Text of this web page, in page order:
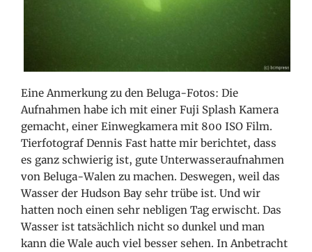
Eine Anmerkung zu den Beluga-Fotos: Die
Aufnahmen habe ich mit einer Fuji Splash Kamera
gemacht, einer Einwegkamera mit 800 ISO Film.
Tierfotograf Dennis Fast hatte mir berichtet, dass
es ganz schwierig ist, gute Unterwasseraufnahmen
von Beluga-Walen zu machen. Deswegen, weil das
Wasser der Hudson Bay sehr trübe ist. Und wir
hatten noch einen sehr nebligen Tag erwischt. Das
Wasser ist tatsächlich nicht so dunkel und man
kann die Wale auch viel besser sehen. In Anbetracht